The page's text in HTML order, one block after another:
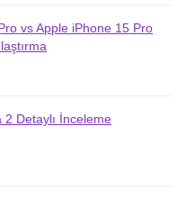
vs Apple iPhone 15 Pro
Detaylı İnceleme